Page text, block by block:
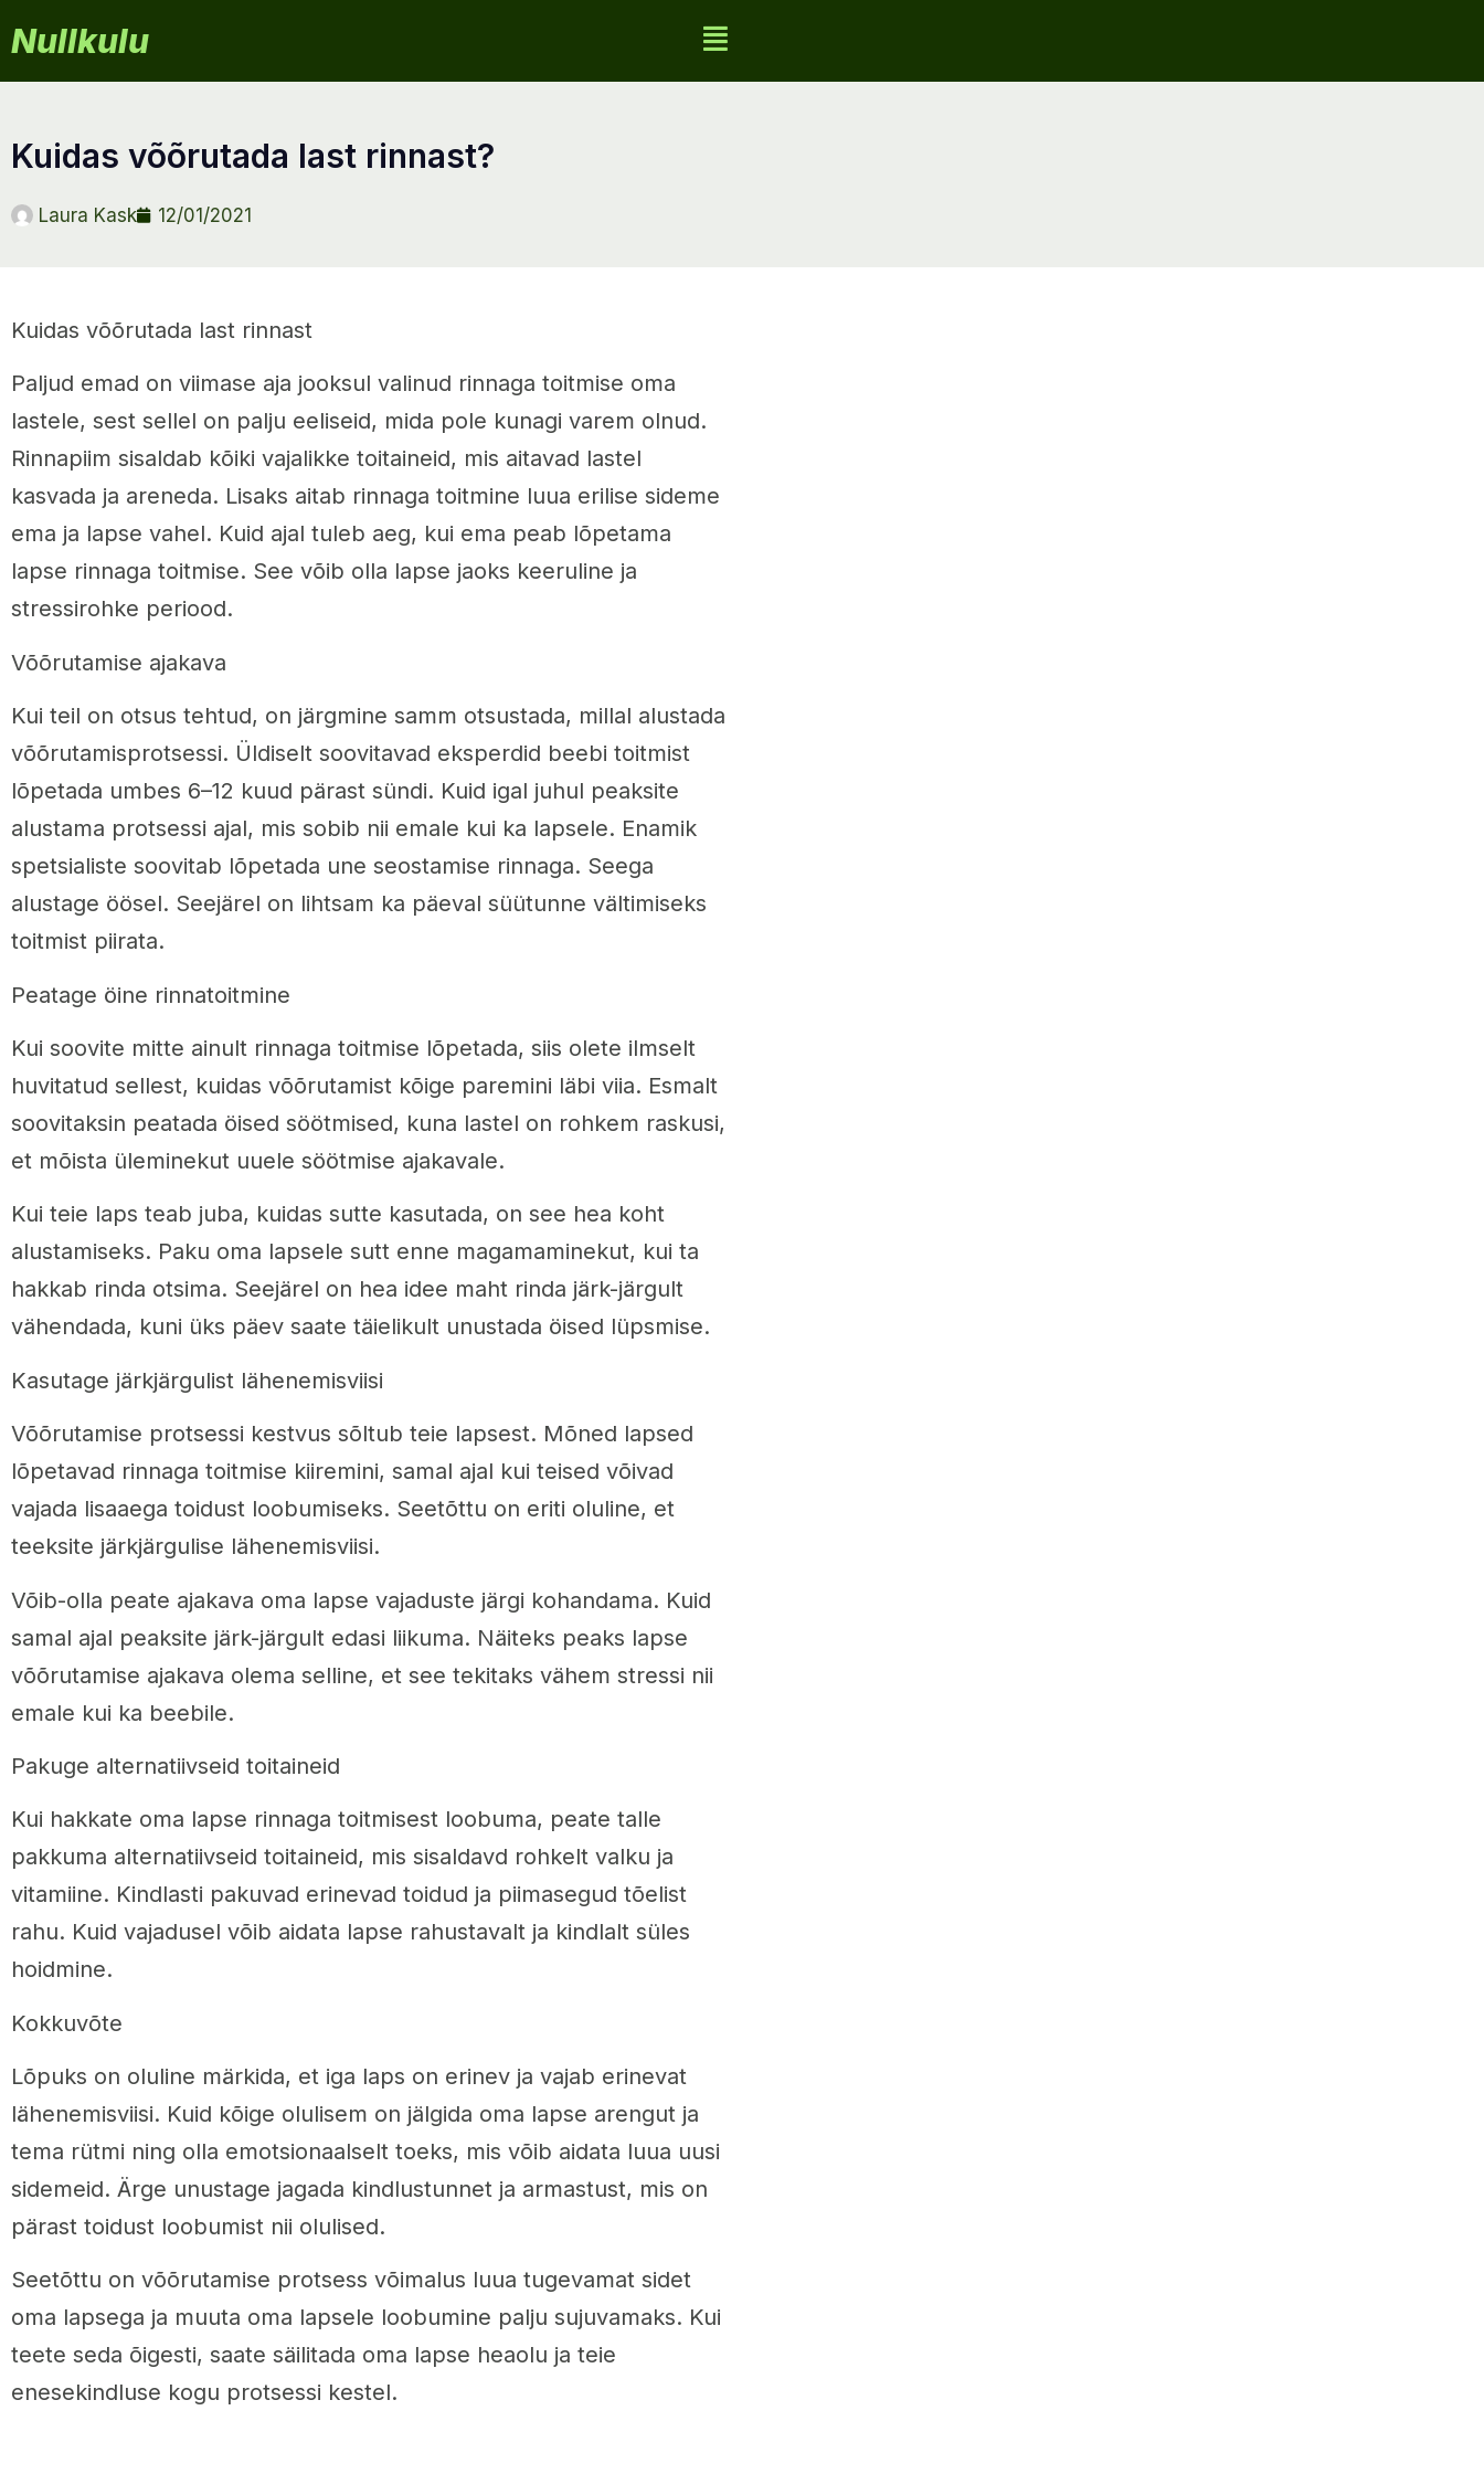
Nullkulu
kuidas võõrutada last rinnast?
Laura Kask 12/01/2021
Kuidas võõrutada last rinnast
Paljud emad on viimase aja jooksul valinud rinnaga toitmise oma
lastele, sest sellel on palju eeliseid, mida pole kunagi varem olnud.
Rinnapiim sisaldab kõiki vajalikke toitaineid, mis aitavad lastel
kasvada ja areneda. Lisaks aitab rinnaga toitmine luua erilise sideme
ema ja lapse vahel. Kuid ajal tuleb aeg, kui ema peab lõpetama
lapse rinnaga toitmise. See võib olla lapse jaoks keeruline ja
stressirohke periood.
Võõrutamise ajakava
Kui teil on otsus tehtud, on järgmine samm otsustada, millal alustada
võõrutamisprotsessi. Üldiselt soovitavad eksperdid beebi toitmist
lõpetada umbes 6–12 kuud pärast sündi. Kuid igal juhul peaksite
alustama protsessi ajal, mis sobib nii emale kui ka lapsele. Enamik
spetsialiste soovitab lõpetada une seostamise rinnaga. Seega
alustage öösel. Seejärel on lihtsam ka päeval süütunne vältimiseks
toitmist piirata.
Peatage öine rinnatoitmine
Kui soovite mitte ainult rinnaga toitmise lõpetada, siis olete ilmselt
huvitatud sellest, kuidas võõrutamist kõige paremini läbi viia. Esmalt
soovitaksin peatada öised söötmised, kuna lastel on rohkem raskusi,
et mõista üleminekut uuele söötmise ajakavale.
Kui teie laps teab juba, kuidas sutte kasutada, on see hea koht
alustamiseks. Paku oma lapsele sutt enne magamaminekut, kui ta
hakkab rinda otsima. Seejärel on hea idee maht rinda järk-järgult
vähendada, kuni üks päev saate täielikult unustada öised lüpsmise.
Kasutage järkjärgulist lähenemisviisi
Võõrutamise protsessi kestvus sõltub teie lapsest. Mõned lapsed
lõpetavad rinnaga toitmise kiiremini, samal ajal kui teised võivad
vajada lisaaega toidust loobumiseks. Seetõttu on eriti oluline, et
teeksite järkjärgulise lähenemisviisi.
Võib-olla peate ajakava oma lapse vajaduste järgi kohandama. Kuid
samal ajal peaksite järk-järgult edasi liikuma. Näiteks peaks lapse
võõrutamise ajakava olema selline, et see tekitaks vähem stressi nii
emale kui ka beebile.
Pakuge alternatiivseid toitaineid
Kui hakkate oma lapse rinnaga toitmisest loobuma, peate talle
pakkuma alternatiivseid toitaineid, mis sisaldavd rohkelt valku ja
vitamiine. Kindlasti pakuvad erinevad toidud ja piimasegud tõelist
rahu. Kuid vajadusel võib aidata lapse rahustavalt ja kindlalt süles
hoidmine.
Kokkuvõte
Lõpuks on oluline märkida, et iga laps on erinev ja vajab erinevat
lähenemisviisi. Kuid kõige olulisem on jälgida oma lapse arengut ja
tema rütmi ning olla emotsionaalselt toeks, mis võib aidata luua uusi
sidemeid. Ärge unustage jagada kindlustunnet ja armastust, mis on
pärast toidust loobumist nii olulised.
Seetõttu on võõrutamise protsess võimalus luua tugevamat sidet
oma lapsega ja muuta oma lapsele loobumine palju sujuvamaks. Kui
teete seda õigesti, saate säilitada oma lapse heaolu ja teie
enesekindluse kogu protsessi kestel.